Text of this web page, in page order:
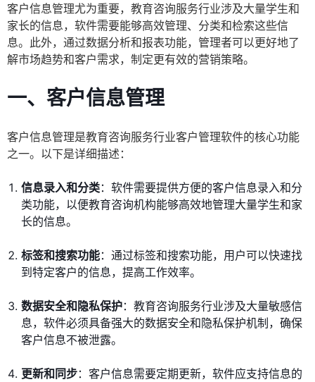
客户信息管理尤为重要，教育咨询服务行业涉及大量学生和
家长的信息，软件需要能够高效管理、分类和检索这些信
息。此外，通过数据分析和报表功能，管理者可以更好地了
解市场趋势和客户需求，制定更有效的营销策略。
一、客户信息管理
客户信息管理是教育咨询服务行业客户管理软件的核心功能
之一。以下是详细描述：
信息录入和分类：软件需要提供方便的客户信息录入和分
类功能，以便教育咨询机构能够高效地管理大量学生和家
长的信息。
标签和搜索功能：通过标签和搜索功能，用户可以快速找
到特定客户的信息，提高工作效率。
数据安全和隐私保护：教育咨询服务行业涉及大量敏感信
息，软件必须具备强大的数据安全和隐私保护机制，确保
客户信息不被泄露。
更新和同步：客户信息需要定期更新，软件应支持信息的